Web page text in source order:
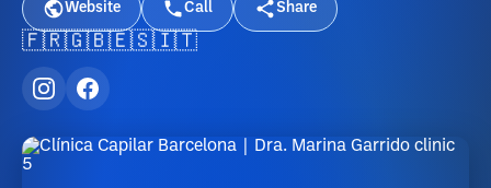
Website Call Share
🇫🇷🇬🇧🇪🇸🇮🇹